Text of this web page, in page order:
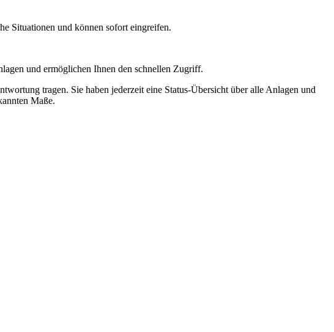
Situationen und können sofort eingreifen.
und ermöglichen Ihnen den schnellen Zugriff.
tragen. Sie haben jederzeit eine Status-Übersicht über alle Anlagen und
Maße.